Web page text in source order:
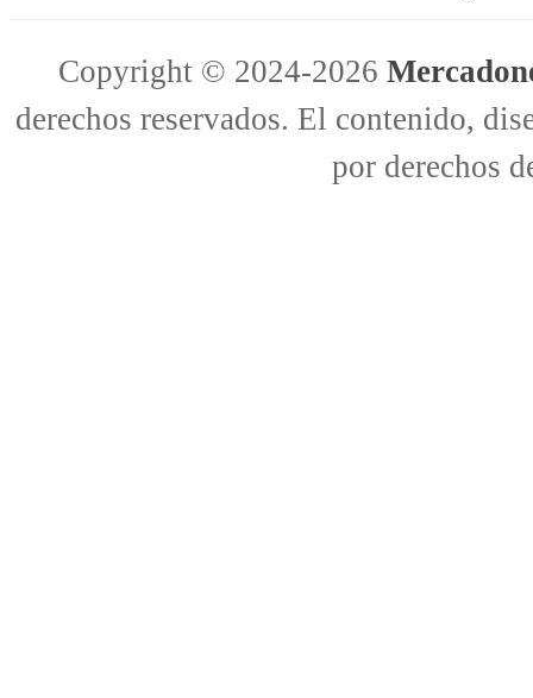
Copyright © 2024-2026
derechos reservados. El contenido,
por derechos